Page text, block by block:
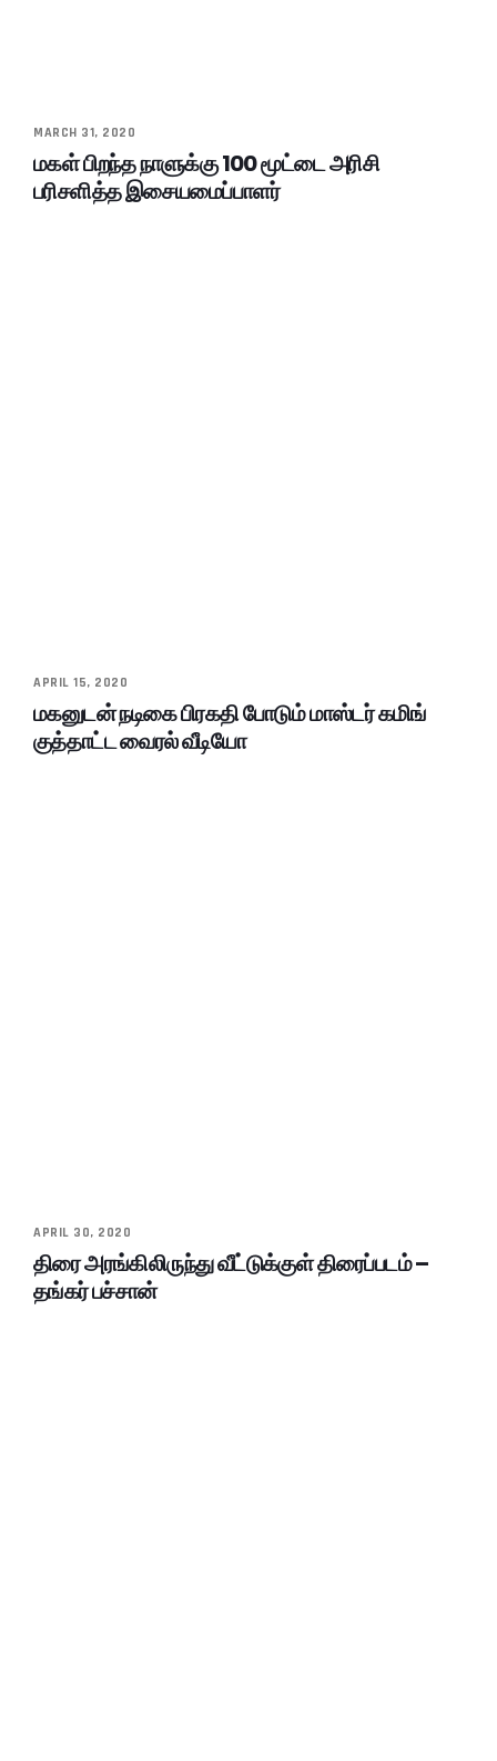
MARCH 31, 2020
மகள் பிறந்த நாளுக்கு 100 மூட்டை அரிசி
பரிசளித்த இசையமைப்பாளர்
APRIL 15, 2020
மகனுடன் நடிகை பிரகதி போடும் மாஸ்டர் கமிங்
குத்தாட்ட வைரல் வீடியோ
APRIL 30, 2020
திரை அரங்கிலிருந்து வீட்டுக்குள் திரைப்படம் –
தங்கர் பச்சான்